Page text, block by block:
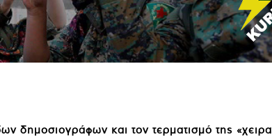
και τον τερματισμό της